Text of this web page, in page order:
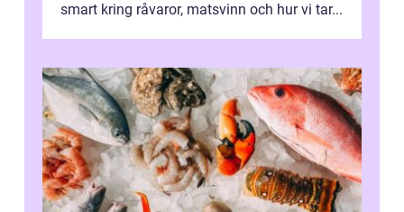
smart kring råvaror, matsvinn och hur vi tar...